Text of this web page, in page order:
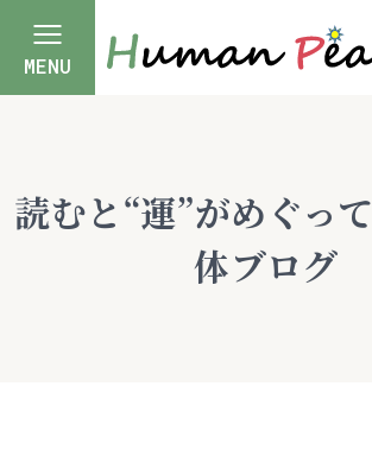
MENU
読むと“運”がめぐっ
体ブログ